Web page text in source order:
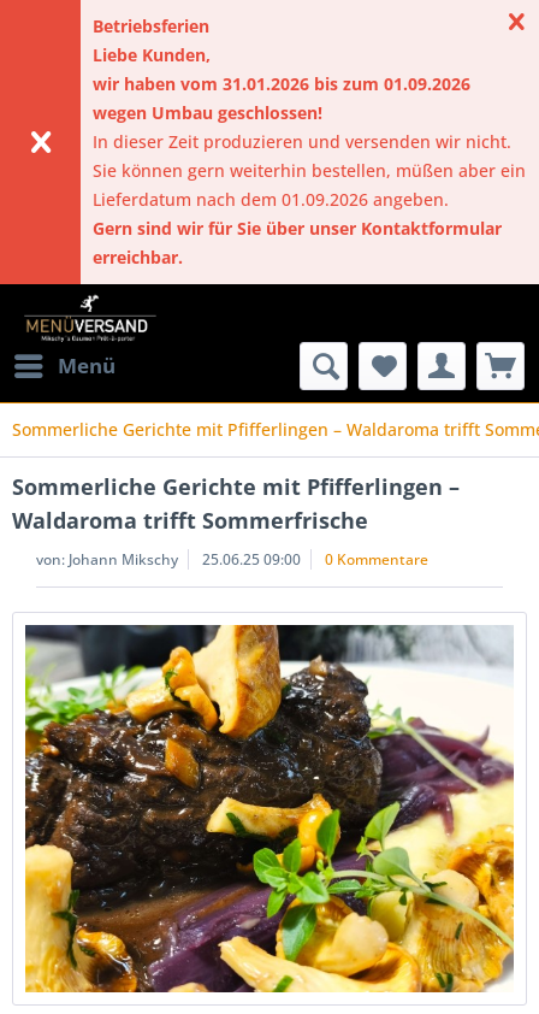
Betriebsferien
Liebe Kunden,
wir haben vom 31.01.2026 bis zum 01.09.2026
wegen Umbau geschlossen!
In dieser Zeit produzieren und versenden wir nicht.
Sie können gern weiterhin bestellen, müßen aber ein
Lieferdatum nach dem 01.09.2026 angeben.
Gern sind wir für Sie über unser Kontaktformular
erreichbar.
Menü
Sommerliche Gerichte mit Pfifferlingen – Waldaroma trifft
Sommerliche Gerichte mit Pfifferlingen –
Waldaroma trifft Sommerfrische
von: Johann Mikschy 25.06.25 09:00 0 Kommentare